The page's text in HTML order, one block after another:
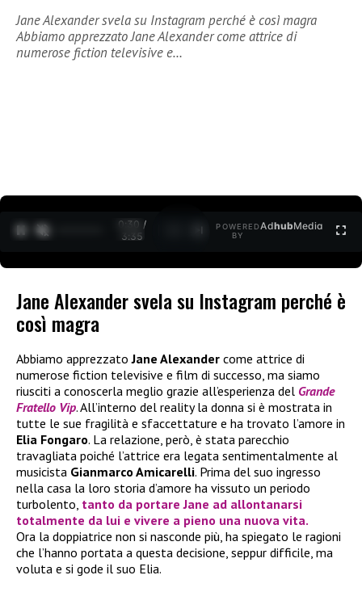
Jane Alexander svela su Instagram perché è così magra
Abbiamo apprezzato Jane Alexander come attrice di
numerose fiction televisive e…
0:30 /
3:35
POWERED
BY
AdhubMedia
Jane Alexander svela su Instagram perché è
così magra
Abbiamo apprezzatoJane Alexander come attrice di
numerose fiction televisive e film di successo, ma siamo
riusciti a conoscerla meglio grazie all’esperienza del Grande
Fratello Vip. All’interno del reality la donna si è mostrata in
tutte le sue fragilità e sfaccettature e ha trovato l’amore in
Elia Fongaro. La relazione, però, è stata parecchio
travagliata poiché l’attrice era legata sentimentalmente al
musicista Gianmarco Amicarelli. Prima del suo ingresso
nella casa la loro storia d’amore ha vissuto un periodo
turbolento, tanto da portare Jane ad allontanarsi
totalmente da lui e vivere a pieno una nuova vita.
Ora la doppiatrice non si nasconde più, ha spiegato le ragioni
che l’hanno portata a questa decisione, seppur difficile, ma
voluta e si gode il suo Elia.